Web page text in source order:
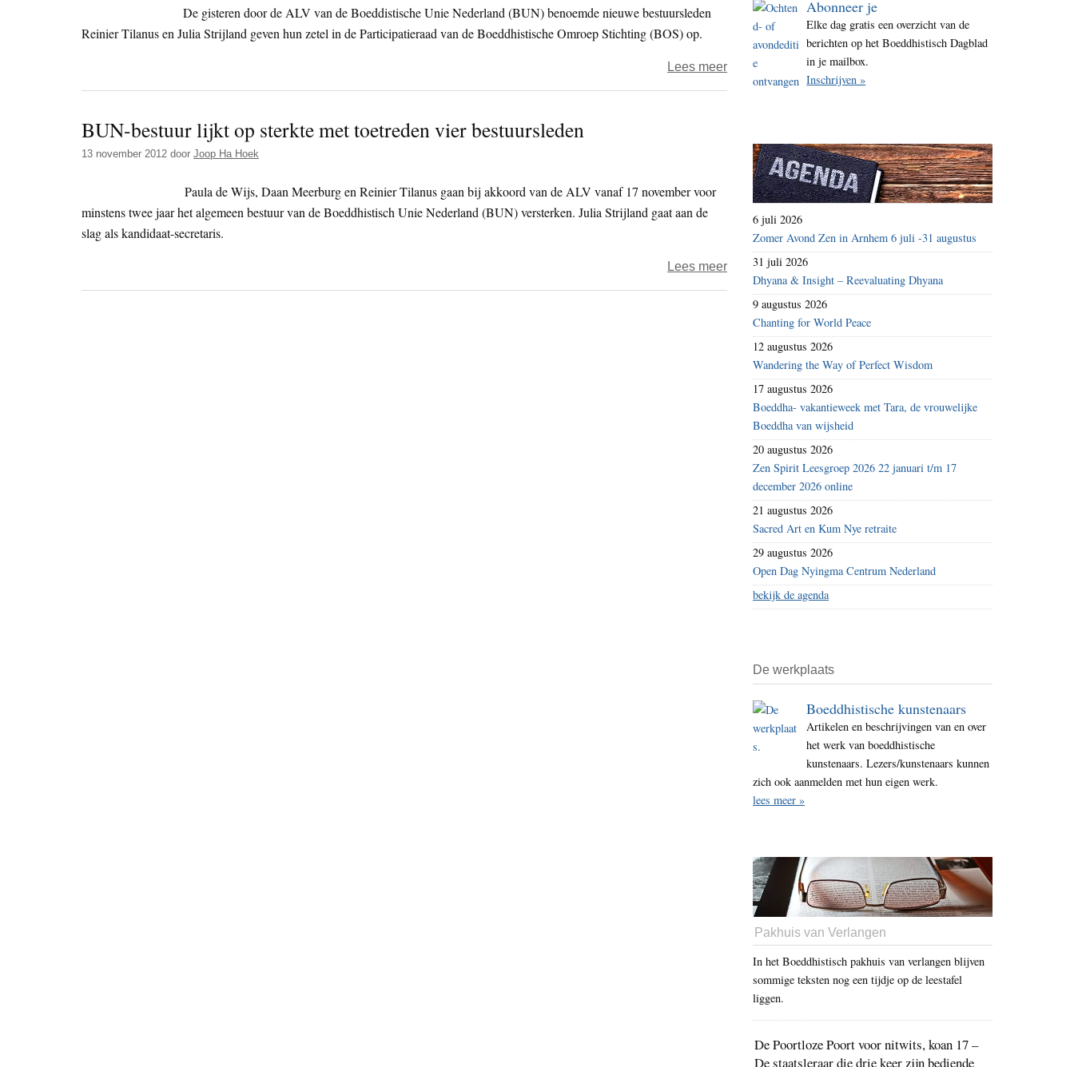
i
t
De gisteren door de ALV van de Boeddistische Unie Nederland (BUN) benoemde nieuwe bestuursleden
Reinier Tilanus en Julia Strijland geven hun zetel in de Participatieraad van de Boeddhistische Omroep Stichting (BOS) op.
Lees meerover
Tilanus
participatieraad
BOS
BUN-bestuur lijkt op sterkte met toetreden vier bestuursleden
13 november 2012 door Joop Ha Hoek
Paula de Wijs, Daan Meerburg en Reinier Tilanus gaan bij akkoord van de ALV vanaf 17 november voor
minstens twee jaar het algemeen bestuur van de Boeddhistisch Unie Nederland (BUN) versterken. Julia Strijland gaat aan de
slag als kandidaat-secretaris.
Lees meerover
BUN-
bestuur
sterkte
toetreden
bestuursleden
Abonneer je
Elke dag gratis een overzicht van de
berichten op het Boeddhistisch Dagblad
in je mailbox.
Inschrijven »
6 juli 2026
Zomer Avond Zen in Arnhem 6 juli -31 augustus
31 juli 2026
Dhyana & Insight – Reevaluating Dhyana
9 augustus 2026
Chanting for World Peace
12 augustus 2026
Wandering the Way of Perfect Wisdom
17 augustus 2026
Boeddha- vakantieweek met Tara, de vrouwelijke
Boeddha van wijsheid
20 augustus 2026
Zen Spirit Leesgroep 2026 22 januari t/m 17
december 2026 online
21 augustus 2026
Sacred Art en Kum Nye retraite
29 augustus 2026
Open Dag Nyingma Centrum Nederland
bekijk de agenda
De werkplaats
Boeddhistische kunstenaars
Artikelen en beschrijvingen van en over
het werk van boeddhistische
kunstenaars. Lezers/kunstenaars kunnen
zich ook aanmelden met hun eigen werk.
lees meer »
Pakhuis van Verlangen
In het Boeddhistisch pakhuis van verlangen blijven
sommige teksten nog een tijdje op de leestafel
liggen.
De Poortloze Poort voor nitwits, koan 17 –
De staatsleraar die drie keer zijn bediende